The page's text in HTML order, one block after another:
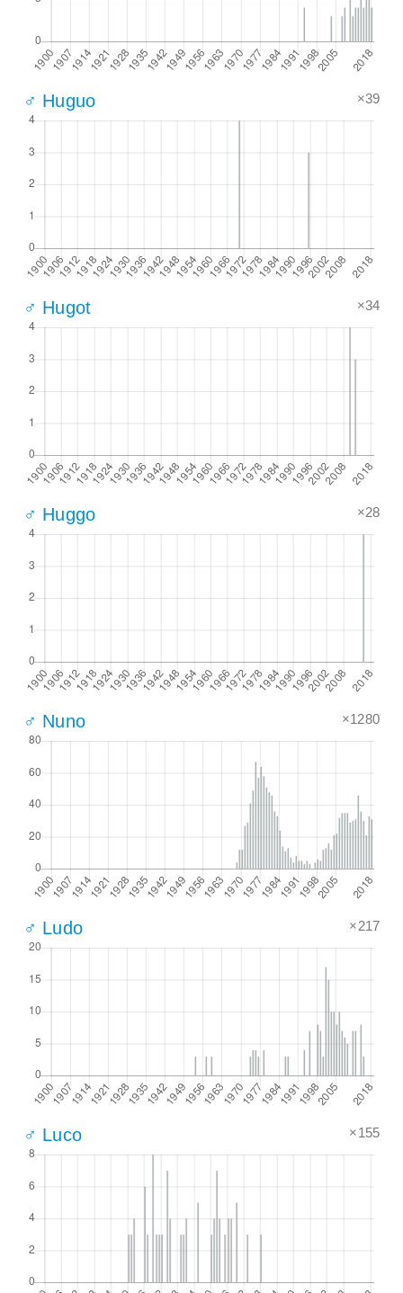
♂ Huguo ×39
♂ Hugot ×34
♂ Huggo ×28
♂ Nuno ×1280
♂ Ludo ×217
♂ Luco ×155